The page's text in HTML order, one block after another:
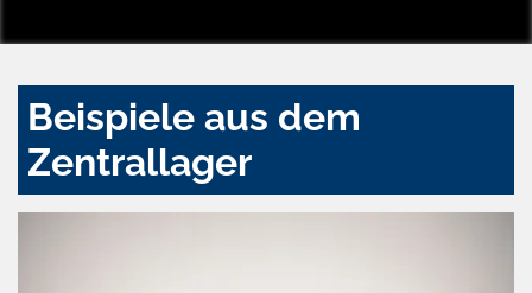
Beispiele aus dem
Zentrallager